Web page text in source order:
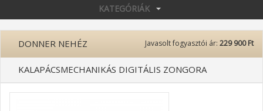
KATEGÓRIÁK
Javasolt fogyasztói ár: 229 900 Ft
DONNER NEHÉZ
KALAPÁCSMECHANIKÁS DIGITÁLIS ZONGORA